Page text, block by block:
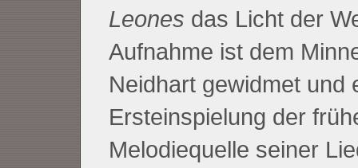
Leones das Licht der
Aufnahme ist dem
Neidhart gewidmet und
Ersteinspielung der
Melodiequelle seiner